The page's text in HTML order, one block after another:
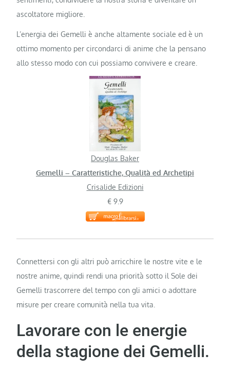
ascoltatore migliore.
L’energia dei Gemelli è anche altamente sociale ed è un
ottimo momento per circondarci di anime che la pensano
allo stesso modo con cui possiamo convivere e creare.
Douglas Baker
Gemelli – Caratteristiche, Qualità ed Archetipi
Crisalide Edizioni
€ 9.9
Connettersi con gli altri può arricchire le nostre vite e le
nostre anime, quindi rendi una priorità sotto il Sole dei
Gemelli trascorrere del tempo con gli amici o adottare
misure per creare comunità nella tua vita.
Lavorare con le energie
della stagione dei Gemelli.